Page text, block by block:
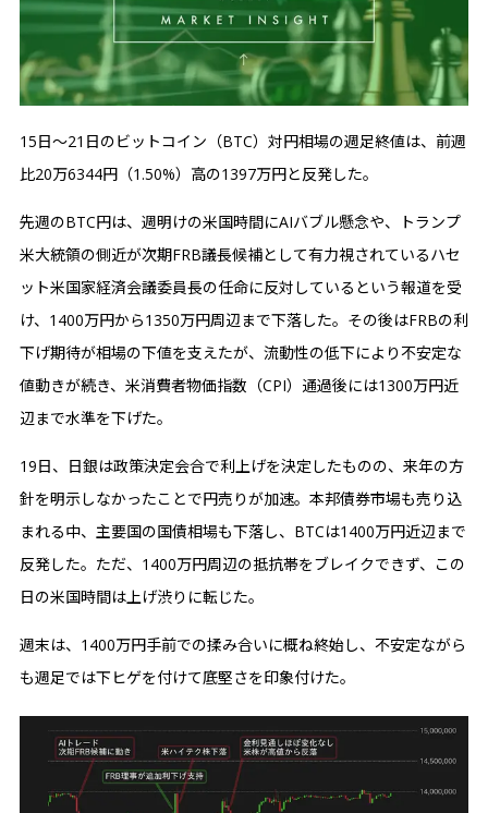
15日〜21日のビットコイン（BTC）対円相場の週足終値は、前週
比20万6344円（1.50%）高の1397万円と反発した。
先週のBTC円は、週明けの米国時間にAIバブル懸念や、トランプ
米大統領の側近が次期FRB議長候補として有力視されているハセ
ット米国家経済会議委員長の任命に反対しているという報道を受
け、1400万円から1350万円周辺まで下落した。その後はFRBの利
下げ期待が相場の下値を支えたが、流動性の低下により不安定な
値動きが続き、米消費者物価指数（CPI）通過後には1300万円近
辺まで水準を下げた。
19日、日銀は政策決定会合で利上げを決定したものの、来年の方
針を明示しなかったことで円売りが加速。本邦債券市場も売り込
まれる中、主要国の国債相場も下落し、BTCは1400万円近辺まで
反発した。ただ、1400万円周辺の抵抗帯をブレイクできず、この
日の米国時間は上げ渋りに転じた。
週末は、1400万円手前での揉み合いに概ね終始し、不安定ながら
も週足では下ヒゲを付けて底堅さを印象付けた。